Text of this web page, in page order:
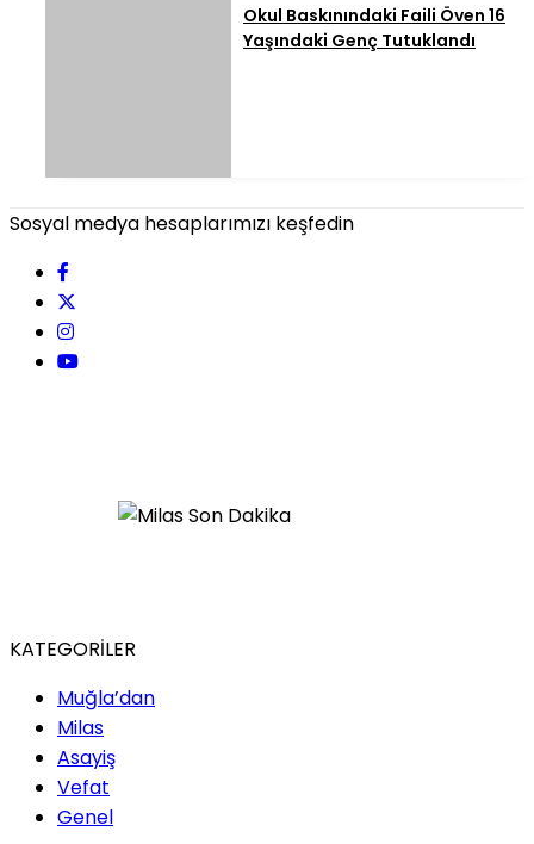
Okul Baskınındaki Faili Öven 16
Yaşındaki Genç Tutuklandı
Sosyal medya hesaplarımızı keşfedin
KATEGORİLER
Muğla’dan
Milas
Asayiş
Vefat
Genel